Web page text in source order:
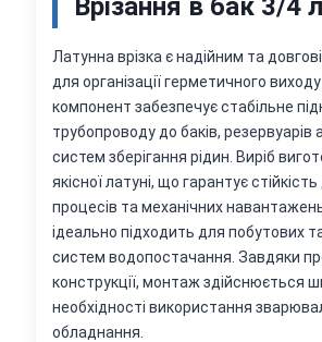
Врізання в бак 3/4
Латунна врізка є надійним та
для організації герметичного
компонент забезпечує стабільне
трубопроводу до баків, резервуарів
систем зберігання рідин. Виріб
якісної латуні, що гарантує
процесів та механічних
ідеально підходить для побутових
систем водопостачання. Завдяки
конструкції, монтаж здійснюється
необхідності використання
обладнання.